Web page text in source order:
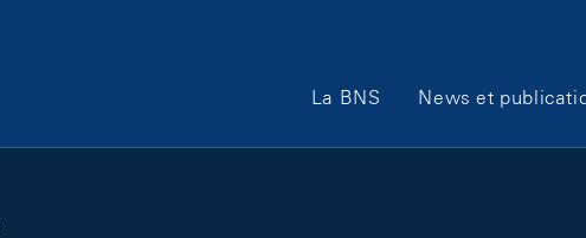
Main Navigation
La BNS News et